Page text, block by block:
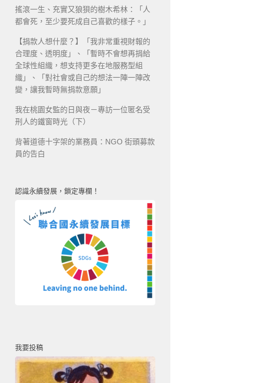
搖滾一生、充實又狼狽的樹木希林：「人
都會死，至少要死成自己喜歡的樣子。」
【捐款人想什麼？】「我非常重視財報的
合理度、透明度」、「暫時不會想再捐給
全球性組織，想支持更多在地服務型組
織」、「對社會或自己的想法一陣一陣改
變，讓我暫時無捐款意願」
我在桃園女監的日與夜－專訪一位匿名受
刑人的鐵窗時光（下）
背著道德十字架的業務員：NGO 街頭募款
員的告白
認識永續發展，鎖定專欄！
我要投稿